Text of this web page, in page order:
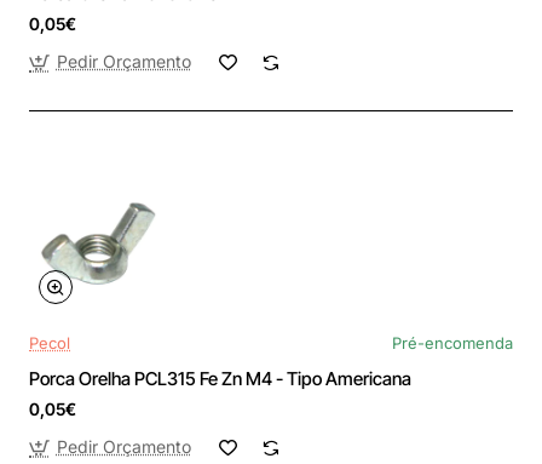
0,05€
Pedir Orçamento
Pecol Pré-encomenda
Porca Orelha PCL315 Fe Zn M4 - Tipo Americana
0,05€
Pedir Orçamento